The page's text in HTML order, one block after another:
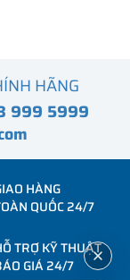
HÃNG
999 5999
HÀNG
QUỐC 24/7
TRỢ KỸ THUẬT
GIÁ 24/7